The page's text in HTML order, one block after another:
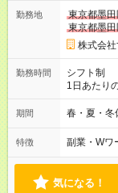
30日（※条
ただきます
勤務地
東京都墨
東京都墨
株式会
勤務時間
シフト制
1日あたり
2h～OK ＜
後帯
ます♪
期間 春・夏・冬
特徴 副業・Wワ
気になる！